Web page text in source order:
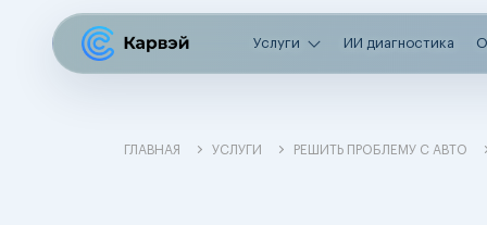
Услуги ИИ диагностика
ГЛАВНАЯ УСЛУГИ РЕШИТЬ ПРОБЛЕМУ С АВТО